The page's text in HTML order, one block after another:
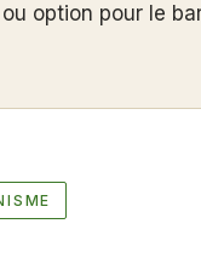
option pour le